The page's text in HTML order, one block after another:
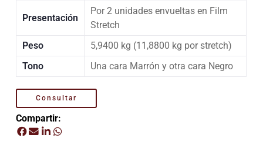
Presentación
Por 2 unidades envueltas en Film
Stretch
Peso
5,9400 kg (11,8800 kg por stretch)
Tono
Una cara Marrón y otra cara Negro
Consultar
Compartir: